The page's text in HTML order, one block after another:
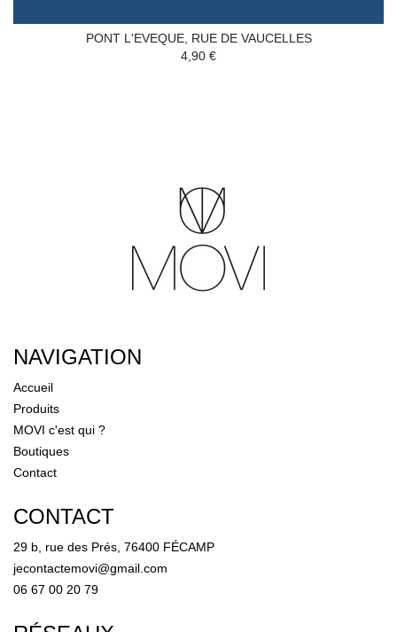
PONT L'EVEQUE, RUE DE VAUCELLES
4,90 €
NAVIGATION
Accueil
Produits
MOVI c'est qui ?
Boutiques
Contact
CONTACT
29 b, rue des Prés, 76400 FÉCAMP
jecontactemovi@gmail.com
06 67 00 20 79